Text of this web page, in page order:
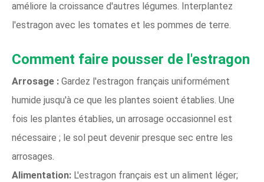
améliore la croissance d'autres légumes. Interplantez
l'estragon avec les tomates et les pommes de terre.
Comment faire pousser de l'estragon
Arrosage : Gardez l'estragon français uniformément
humide jusqu'à ce que les plantes soient établies. Une
fois les plantes établies, un arrosage occasionnel est
nécessaire ; le sol peut devenir presque sec entre les
arrosages.
Alimentation: L'estragon français est un aliment léger;